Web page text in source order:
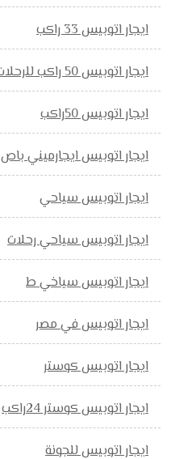
ايجار اتوبيس 33 راكب
ايجار اتوبيس 50 راكب للرحلات
ايجار اتوبيس 50راكب
ايجار اتوبيس ايجارميني باص
ايجار اتوبيس سياحي
ايجار اتوبيس سياحي رحلات
ايجار اتوبيس سياخي ط
ايجار اتوبيس في مصر
ايجار اتوبيس كوستر
ايجار اتوبيس كوستر 24راكب
ايجار اتوبيس للجونة